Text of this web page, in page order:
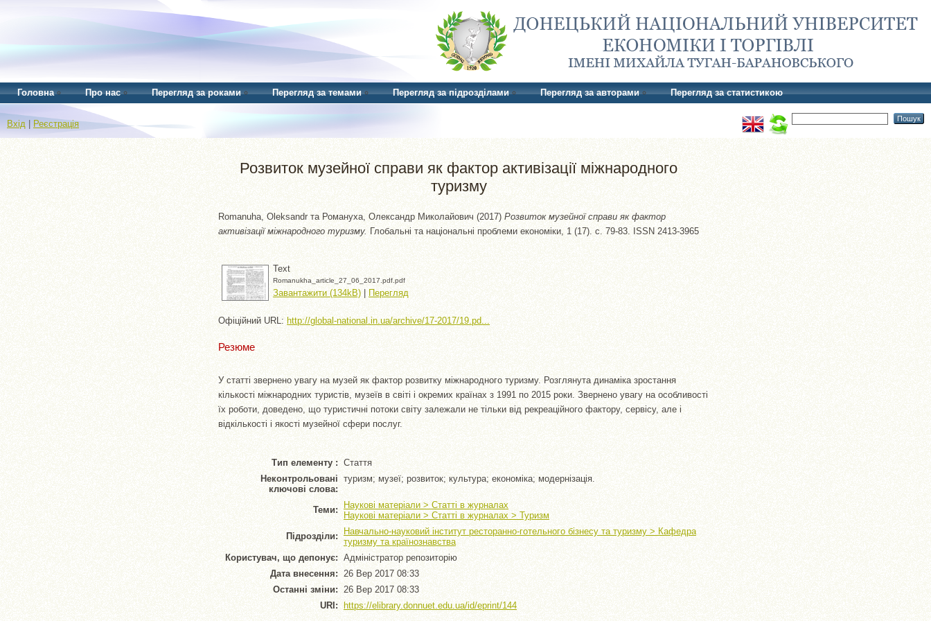
Головна Про нас Перегляд за роками Перегляд за темами Перегляд за підрозділами Перегляд за авторами Перегляд за статистикою
Вхід Реєстрація
Розвиток музейної справи як фактор активізації міжнародного
туризму
Romanuha, Oleksandrта Романуха, Олександр Миколайович (2017) Розвиток музейної справи як фактор
активізації міжнародного туризму. Глобальні та національні проблеми економіки, 1 (17). с. 79-83. ISSN 2413-3965
Text
Romanukha_article_27_06_2017.pdf.pdf
Завантажити (134kB) | Перегляд
Офіційний URL: http://global-national.in.ua/archive/17-2017/19.pd...
Резюме
У статті звернено увагу на музей як фактор розвитку міжнародного туризму. Розглянута динаміка зростання
кількості міжнародних туристів, музеїв в світі і окремих країнах з 1991 по 2015 роки. Звернено увагу на особливості
їх роботи, доведено, що туристичні потоки світу залежали не тільки від рекреаційного фактору, сервісу, але і
відкількості і якості музейної сфери послуг.
Тип елементу : Стаття
Неконтрольовані
ключові слова:
туризм; музеї; розвиток; культура; економіка; модернізація.
Теми:
Наукові матеріали > Статті в журналах
Наукові матеріали > Статті в журналах > Туризм
Підрозділи:
Навчально-науковий інститут ресторанно-готельного бізнесу та туризму > Кафедра
туризму та країнознавства
Користувач, що депонує: Адміністратор репозиторію
Дата внесення: 26 Вер 2017 08:33
Останні зміни: 26 Вер 2017 08:33
URI:
https://elibrary.donnuet.edu.ua/id/eprint/144